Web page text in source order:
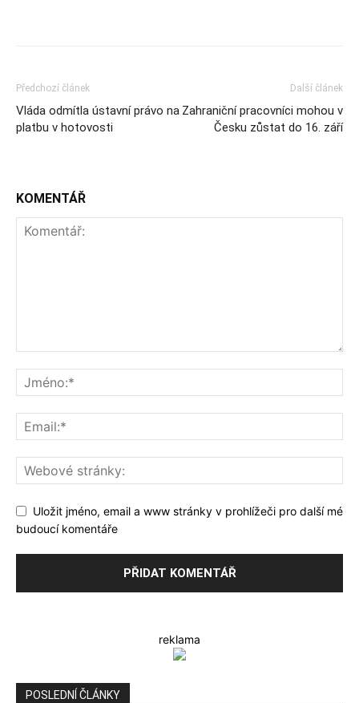
Předchozí článek
Vláda odmítla ústavní právo na
platbu v hotovosti
Další článek
Zahraniční pracovníci mohou v
Česku zůstat do 16. září
KOMENTÁŘ
Uložit jméno, email a www stránky v prohlížeči pro další mé
budoucí komentáře
reklama
POSLEDNÍ ČLÁNKY